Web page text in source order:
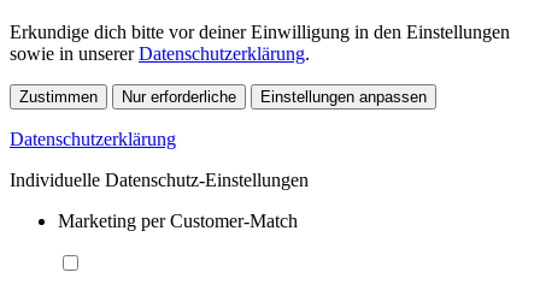
Erkundige dich bitte vor deiner Einwilligung in den Einstellungen
sowie in unsererDatenschutzerklärung.
Zustimmen Nur erforderliche Einstellungen anpassen
Datenschutzerklärung
Individuelle Datenschutz-Einstellungen
Marketing per Customer-Match